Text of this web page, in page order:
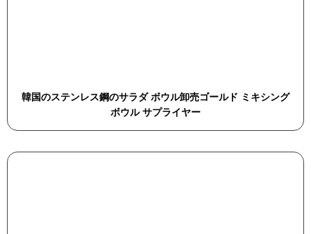
韓国のステンレス鋼のサラダ ボウル卸売ゴールド ミキシング
ボウル サプライヤー